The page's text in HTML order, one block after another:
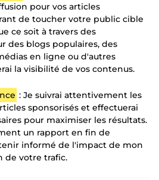
pour vos articles
de toucher votre public cible
ce soit à travers des
des blogs populaires, des
en ligne ou d'autres
la visibilité de vos contenus.
: Je suivrai attentivement les
sponsorisés et effectuerai
pour maximiser les résultats.
un rapport en fin de
informé de l'impact de mon
de votre trafic.